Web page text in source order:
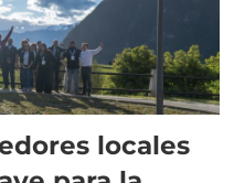
locales